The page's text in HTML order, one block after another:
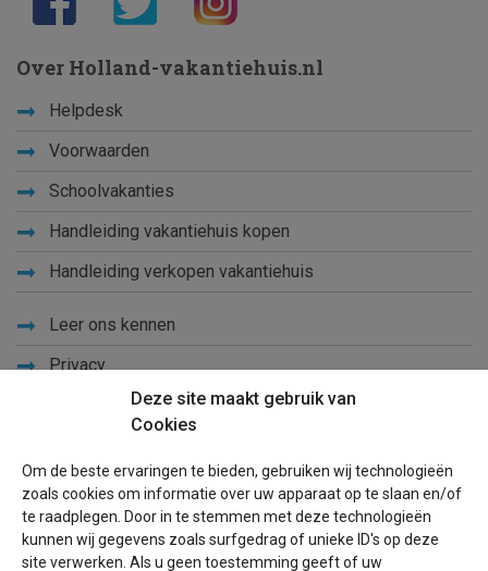
Deze site maakt gebruik van
Cookies
Om de beste ervaringen te bieden, gebruiken wij technologieën
zoals cookies om informatie over uw apparaat op te slaan en/of
te raadplegen. Door in te stemmen met deze technologieën
kunnen wij gegevens zoals surfgedrag of unieke ID's op deze
site verwerken. Als u geen toestemming geeft of uw
Over Holland-vakantiehuis.nl
Helpdesk
Voorwaarden
Schoolvakanties
Handleiding vakantiehuis kopen
Handleiding verkopen vakantiehuis
Leer ons kennen
Privacy
Blog
Voor eigenaren